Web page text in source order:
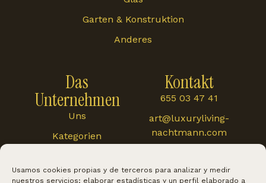
Usamos cookies propias y de terceros para analizar y medir
nuestros servicios; elaborar estadísticas y un perfil elaborado a
Das
Unternehmen
Uns
Kategorien
Kontakt
655 03 47 41
art@luxuryliving-
nachtmann.com
Cártama 48, 29120,
Garten & Konstruktion
Anderes